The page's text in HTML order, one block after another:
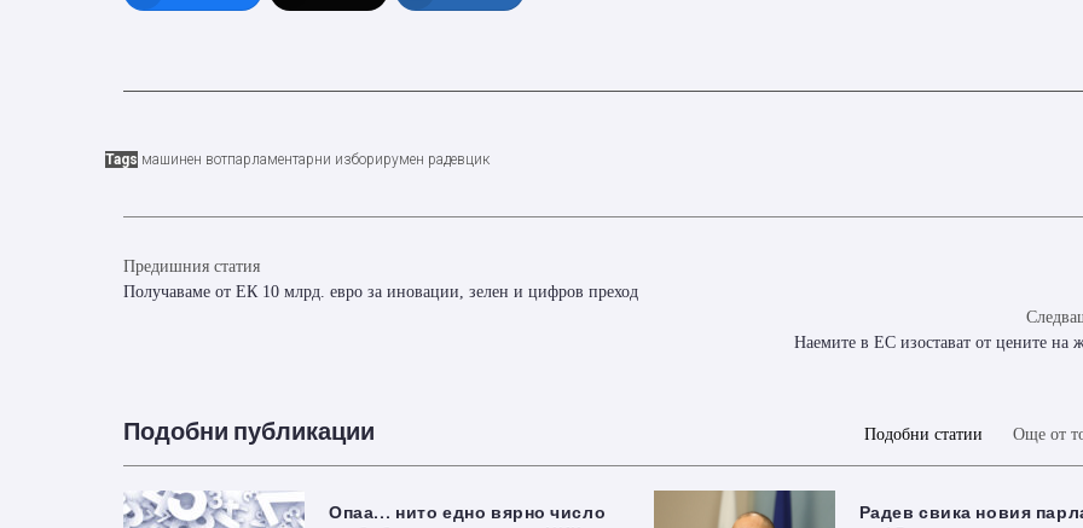
Tags машинен вотпарламентарни изборирумен радевцик
Предишния статия
Получаваме от ЕК 10 млрд. евро за иновации, зелен и цифров преход
Наемите в ЕС изостават от цените на
Подобни публикации Подобни статии Още от
Опаа… нито едно вярно число
Радев свика новия